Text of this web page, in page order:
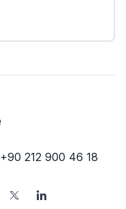
+90 212 900 46 18